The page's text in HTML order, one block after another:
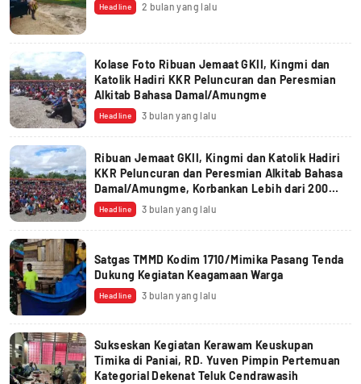
Headline 2 bulan yang lalu
Kolase Foto Ribuan Jemaat GKII, Kingmi dan
Katolik Hadiri KKR Peluncuran dan Peresmian
Alkitab Bahasa Damal/Amungme
Headline 3 bulan yang lalu
Ribuan Jemaat GKII, Kingmi dan Katolik Hadiri
KKR Peluncuran dan Peresmian Alkitab Bahasa
Damal/Amungme, Korbankan Lebih dari 200
Ekor Babi, Pdt. Bas : Tuhan Mau Dunia Ini
Selamat dari Dosa
Headline 3 bulan yang lalu
Satgas TMMD Kodim 1710/Mimika Pasang Tenda
Dukung Kegiatan Keagamaan Warga
Headline 3 bulan yang lalu
Sukseskan Kegiatan Kerawam Keuskupan
Timika di Paniai, RD. Yuven Pimpin Pertemuan
Kategorial Dekenat Teluk Cendrawasih